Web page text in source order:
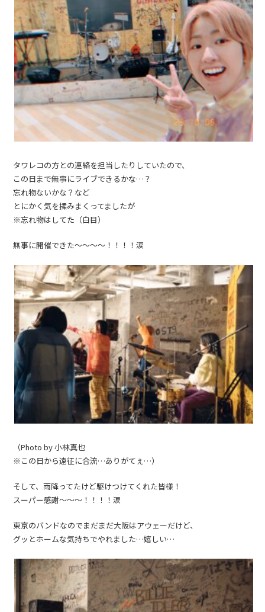
タワレコの方との連絡を担当したりしていたので、
この日まで無事にライブできるかな…？
忘れ物ないかな？など
とにかく気を揉みまくってましたが
※忘れ物はしてた（白目）
無事に開催できた〜〜〜〜！！！！涙
（Photo by 小林真也
※この日から遠征に合流…ありがてぇ…）
そして、雨降ってたけど駆けつけてくれた皆様！
スーパー感謝〜〜〜！！！！涙
東京のバンドなのでまだまだ大阪はアウェーだけど、
グッとホームな気持ちでやれました…嬉しい…